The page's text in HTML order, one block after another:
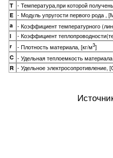
T - Температура,при которой
E - Модуль упругости первого рода ,
a - Коэффициент температурного
l - Коэффициент
r - Плотность материала, [кг/м3]
C - Удельная теплоемкость
R - Удельное электросопротивление,